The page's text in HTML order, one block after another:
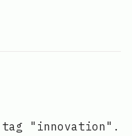
"innovation".